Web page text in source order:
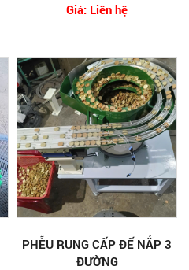
Giá: Liên hệ
PHỄU RUNG CẤP ĐẾ NẮP 3
ĐƯỜNG